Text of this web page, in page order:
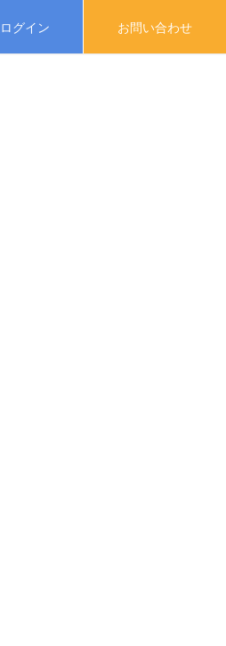
ログイン お問い合わせ